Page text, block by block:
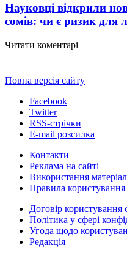
Науковці відкрили
сомів: чи є ризик для
Читати коментарі
Повна версія сайту
Facebook
Twitter
RSS-стрічки
E-mail розсилка
Контакти
Реклама на сайті
Використання
Правила
Договір користування
Політика у сфері
Угода щодо
Редакція